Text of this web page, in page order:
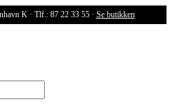
K · Tlf.: 87 22 33 55 · Se butikken